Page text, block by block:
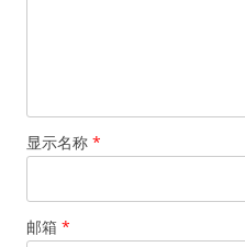
显示名称 *
邮箱 *